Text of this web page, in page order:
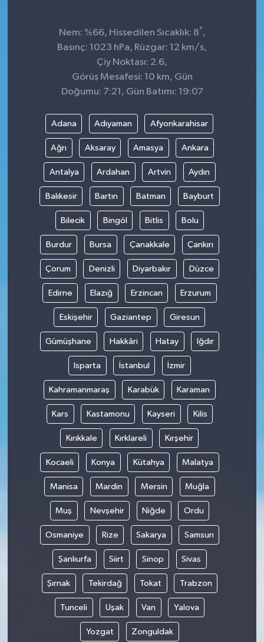
Nem: %66, Hissedilen Sıcaklık: 8° ,
Basınç: 1023 hPa, Rüzgar: 12 km/s,
Çiy Noktası: 2.6,
Görüş Mesafesi: 10 km, Gün
Doğumu: 7:21, Gün Batımı: 19:07
Adana Adıyaman Afyonkarahisar
Ağrı Aksaray Amasya Ankara
Antalya Ardahan Artvin Aydın
Balıkesir Bartın Batman Bayburt
Bilecik Bingöl Bitlis Bolu
Burdur Bursa Çanakkale Çankırı
Çorum Denizli Diyarbakır Düzce
Edirne Elazığ Erzincan Erzurum
Eskişehir Gaziantep Giresun
Gümüşhane Hakkâri Hatay Iğdır
Isparta İstanbul İzmir
Kahramanmaraş Karabük Karaman
Kars Kastamonu Kayseri Kilis
Kırıkkale Kırklareli Kırşehir
Kocaeli Konya Kütahya Malatya
Manisa Mardin Mersin Muğla
Muş Nevşehir Niğde Ordu
Osmaniye Rize Sakarya Samsun
Şanlıurfa Siirt Sinop Sivas
Şırnak Tekirdağ Tokat Trabzon
Tunceli Uşak Van Yalova
Yozgat Zonguldak